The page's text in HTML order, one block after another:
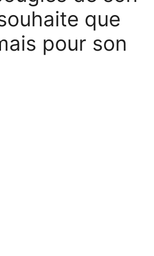
que
pour son